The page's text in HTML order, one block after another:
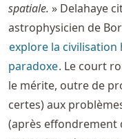
spatiale. » Delahaye
astrophysicien de
explore la civilisation
paradoxe. Le court
le mérite, outre de
certes) aux
(après effondrement